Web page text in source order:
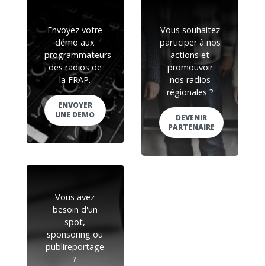
Envoyez votre
démo aux
programmateurs
des radios de
la FRAP.
ENVOYER
UNE DEMO
Vous souhaitez
participer à nos
actions et
promouvoir
nos radios
régionales ?
DEVENIR
PARTENAIRE
Vous avez
besoin d'un
spot,
sponsoring ou
publireportage
?